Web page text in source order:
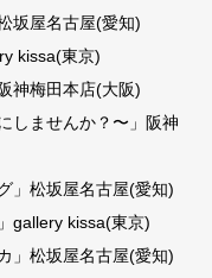
坂屋名古屋(愛知)
kissa(東京)
神梅田本店(大阪)
しませんか？〜」阪神
」松坂屋名古屋(愛知)
gallery kissa(東京)
」松坂屋名古屋(愛知)